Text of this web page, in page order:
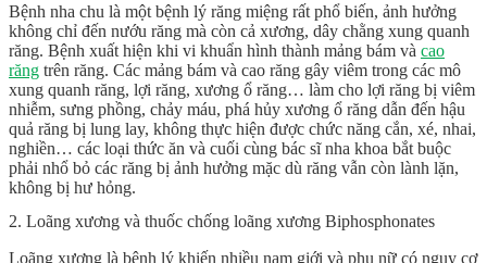
Bệnh nha chu là một bệnh lý răng miệng rất phổ biến, ảnh hưởng
không chỉ đến nướu răng mà còn cả xương, dây chằng xung quanh
răng. Bệnh xuất hiện khi vi khuẩn hình thành mảng bám và cao
răng trên răng. Các mảng bám và cao răng gây viêm trong các mô
xung quanh răng, lợi răng, xương ổ răng… làm cho lợi răng bị viêm
nhiễm, sưng phồng, chảy máu, phá hủy xương ổ răng dẫn đến hậu
quả răng bị lung lay, không thực hiện được chức năng cắn, xé, nhai,
nghiền… các loại thức ăn và cuối cùng bác sĩ nha khoa bắt buộc
phải nhổ bỏ các răng bị ảnh hưởng mặc dù răng vẫn còn lành lặn,
không bị hư hỏng.
2. Loãng xương và thuốc chống loãng xương Biphosphonates
Loãng xương là bệnh lý khiến nhiều nam giới và phụ nữ có nguy cơ